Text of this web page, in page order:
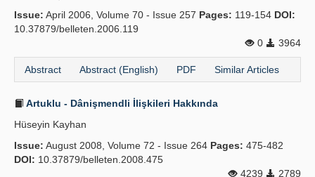
Issue: April 2006, Volume 70 - Issue 257 Pages: 119-154 DOI:
10.37879/belleten.2006.119
0
3964
Abstract Abstract (English) PDF Similar Articles
Artuklu - Dânişmendli İlişkileri Hakkında
Hüseyin Kayhan
Issue: August 2008, Volume 72 - Issue 264 Pages: 475-482
DOI: 10.37879/belleten.2008.475
4239
2789